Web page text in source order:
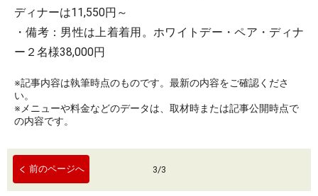
ディナーは11,550円～
・備考：男性は上着着用。ホワイトデー・ペア・ディナ
ー２名様38,000円
※記事内容は執筆時点のものです。最新の内容をご確認くださ
い。
※メニューや料金などのデータは、取材時または記事公開時点で
の内容です。
前のページへ 3/3